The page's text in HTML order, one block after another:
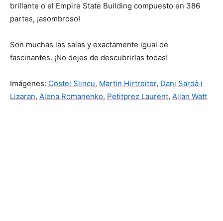
brillante o el Empire State Building compuesto en 386
partes, ¡asombroso!
Son muchas las salas y exactamente igual de
fascinantes. ¡No dejes de descubrirlas todas!
Imágenes: Costel Slincu, Martin Hirtreiter, Dani Sardà i
Lizaran, Alena Romanenko, Petitprez Laurent, Allan Watt